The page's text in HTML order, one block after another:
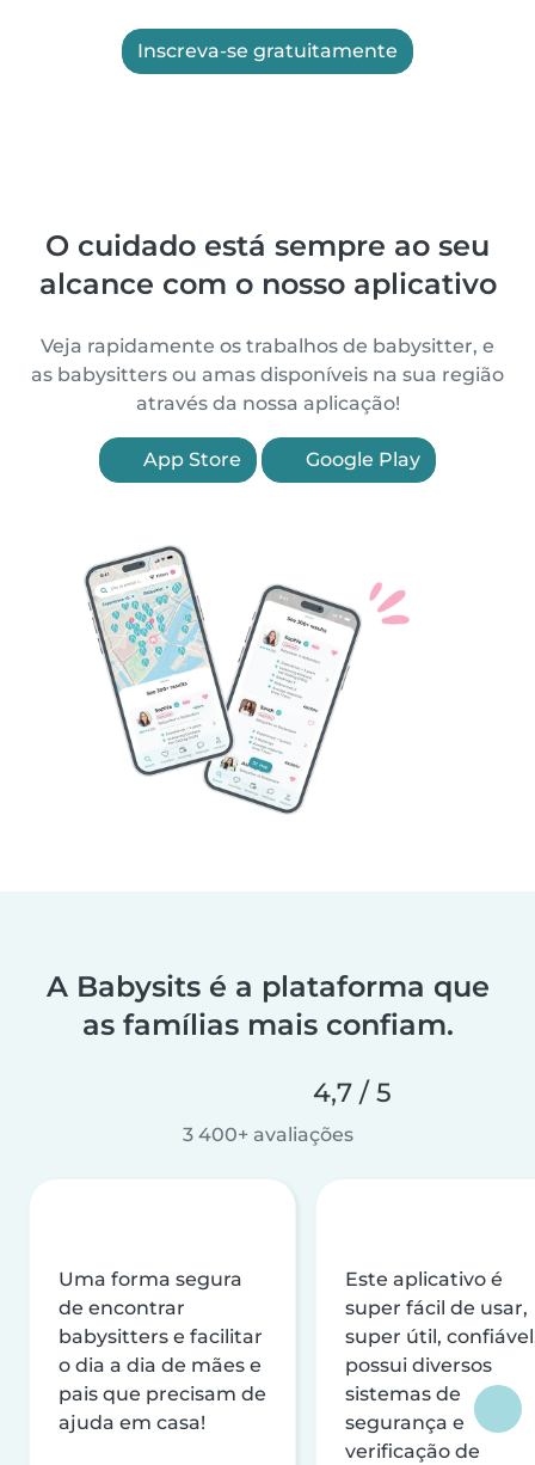
Inscreva-se gratuitamente
O cuidado está sempre ao seu
alcance com o nosso aplicativo
Veja rapidamente os trabalhos de babysitter, e
as babysitters ou amas disponíveis na sua região
através da nossa aplicação!
App Store Google Play
A Babysits é a plataforma que
as famílias mais confiam.
4,7 / 5
3 400+ avaliações
Uma forma segura
de encontrar
babysitters e facilitar
o dia a dia de mães e
pais que precisam de
ajuda em casa!
Este aplicativo é
super fácil de usar,
super útil,
possui diversos
sistemas de
segurança e
verificação de